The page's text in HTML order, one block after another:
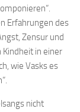
Erfahrungen des
Zensur und
in einer
wie Vasks es
nicht